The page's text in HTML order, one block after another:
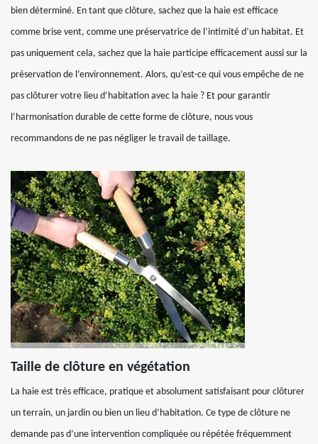
bien déterminé. En tant que clôture, sachez que la haie est efficace
comme brise vent, comme une préservatrice de l’intimité d’un habitat. Et
pas uniquement cela, sachez que la haie participe efficacement aussi sur la
préservation de l’environnement. Alors, qu’est-ce qui vous empêche de ne
pas clôturer votre lieu d’habitation avec la haie ? Et pour garantir
l’harmonisation durable de cette forme de clôture, nous vous
recommandons de ne pas négliger le travail de taillage.
Taille de clôture en végétation
La haie est très efficace, pratique et absolument satisfaisant pour clôturer
un terrain, un jardin ou bien un lieu d’habitation. Ce type de clôture ne
demande pas d’une intervention compliquée ou répétée fréquemment